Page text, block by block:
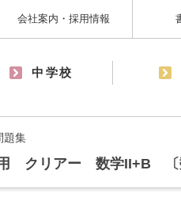
会社案内・採用情報
中学校
題集
クリアー 数学II+B 〔